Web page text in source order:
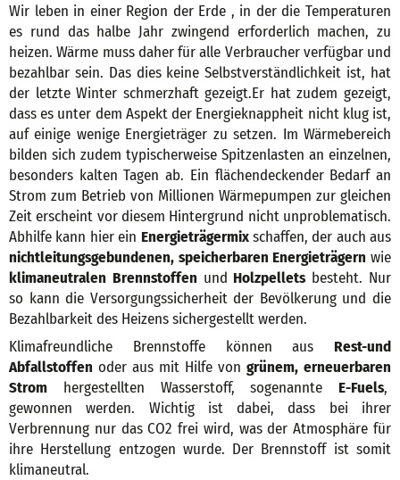
Wir leben in einer Region der Erde , in der die Temperaturen
es rund das halbe Jahr zwingend erforderlich machen, zu
heizen. Wärme muss daher für alle Verbraucher verfügbar und
bezahlbar sein. Das dies keine Selbstverständlichkeit ist, hat
der letzte Winter schmerzhaft gezeigt.Er hat zudem gezeigt,
dass es unter dem Aspekt der Energieknappheit nicht klug ist,
auf einige wenige Energieträger zu setzen. Im Wärmebereich
bilden sich zudem typischerweise Spitzenlasten an einzelnen,
besonders kalten Tagen ab. Ein flächendeckender Bedarf an
Strom zum Betrieb von Millionen Wärmepumpen zur gleichen
Zeit erscheint vor diesem Hintergrund nicht unproblematisch.
Abhilfe kann hier ein Energieträgermixschaffen, der auch aus
nichtleitungsgebundenen, speicherbaren Energieträgern wie
klimaneutralen Brennstoffen und Holzpellets besteht. Nur
so kann die Versorgungssicherheit der Bevölkerung und die
Bezahlbarkeit des Heizens sichergestellt werden.
Klimafreundliche Brennstoffe können aus Rest-und
Abfallstoffen oder aus mit Hilfe von grünem, erneuerbaren
Strom hergestellten Wasserstoff, sogenannte E-Fuels,
gewonnen werden. Wichtig ist dabei, dass bei ihrer
Verbrennung nur das CO2 frei wird, was der Atmosphäre für
ihre Herstellung entzogen wurde. Der Brennstoff ist somit
klimaneutral.